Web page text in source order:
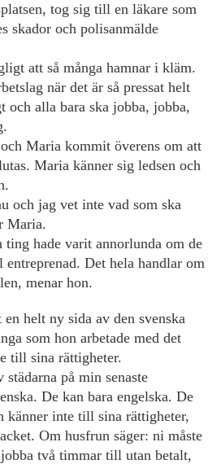
tog sig till en läkare som
­skador och polisanmälde
att så många hamnar i kläm.
när det är så pressat helt
och alla bara ska jobba, jobba,
Maria kommit överens om att
Maria känner sig ledsen och
och jag vet inte vad som ska
Maria.
ting hade varit annorlunda om de
Det hela handlar om
menar hon.
en helt ny sida av den svenska
som hon arbetade med det
till sina rättigheter.
på min senaste
De kan bara engelska. De
känner inte till sina rättigheter,
Om husfrun säger: ni måste
två timmar till utan betalt,